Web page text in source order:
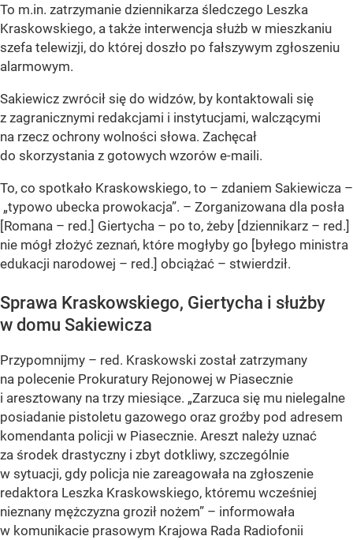
To m.in. zatrzymanie dziennikarza śledczego Leszka
Kraskowskiego, a także interwencja służb w mieszkaniu
szefa telewizji, do której doszło po fałszywym zgłoszeniu
alarmowym.
Sakiewicz zwrócił się do widzów, by kontaktowali się
z zagranicznymi redakcjami i instytucjami, walczącymi
na rzecz ochrony wolności słowa. Zachęcał
do skorzystania z gotowych wzorów e-maili.
To, co spotkało Kraskowskiego, to – zdaniem Sakiewicza –
„typowo ubecka prowokacja”. – Zorganizowana dla posła
[Romana – red.] Giertycha – po to, żeby [dziennikarz – red.]
nie mógł złożyć zeznań, które mogłyby go [byłego ministra
edukacji narodowej – red.] obciążać – stwierdził.
Sprawa Kraskowskiego, Giertycha i służby
w domu Sakiewicza
Przypomnijmy – red. Kraskowski został zatrzymany
na polecenie Prokuratury Rejonowej w Piasecznie
i aresztowany na trzy miesiące. „Zarzuca się mu nielegalne
posiadanie pistoletu gazowego oraz groźby pod adresem
komendanta policji w Piasecznie. Areszt należy uznać
za środek drastyczny i zbyt dotkliwy, szczególnie
w sytuacji, gdy policja nie zareagowała na zgłoszenie
redaktora Leszka Kraskowskiego, któremu wcześniej
nieznany mężczyzna groził nożem” – informowała
w komunikacie prasowym Krajowa Rada Radiofonii